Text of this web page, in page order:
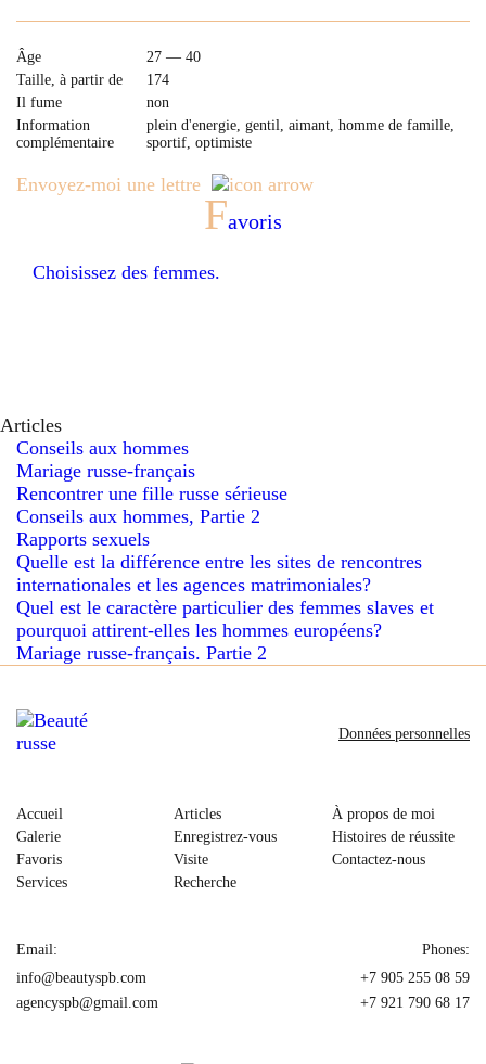
Âge
27 — 40
Taille, à partir de
174
Il fume
non
Information
complémentaire
plein d'energie, gentil, aimant, homme de famille,
sportif, optimiste
Envoyez-moi une lettre
Favoris
Choisissez des femmes.
Articles
Conseils aux hommes
Mariage russe-français
Rencontrer une fille russe sérieuse
Conseils aux hommes, Partie 2
Rapports sexuels
Quelle est la différence entre les sites de rencontres
internationales et les agences matrimoniales?
Quel est le caractère particulier des femmes slaves et
pourquoi attirent-elles les hommes européens?
Mariage russe-français. Partie 2
Accueil
Galerie
Favoris
Services
Articles
Enregistrez-vous
Visite
Recherche
À propos de moi
Histoires de réussite
Contactez-nous
Données personnelles
Email:
info@beautyspb.com
agencyspb@gmail.com
Phones:
+7 905 255 08 59
+7 921 790 68 17